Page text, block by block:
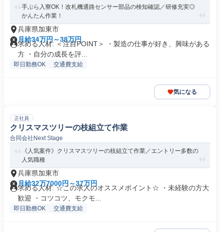
手ぶら入寮OK！改札機通路センサー部品の検知確認／研修充実◎
かんたん作業！
兵庫県加東市
月給34万円～38万円
求める人材: ＜注目POINT＞ ・製造の仕事が好き、興味がある
方 ・自分の成長を評...
即日勤務OK 交通費支給
気になる
正社員
クリスマスツリーの枝組立て作業
合同会社Next Stage
《人気案件》クリスマスツリーの枝組立て作業／エントリー多数の
人気職種
兵庫県加東市
月給32万7000円～37万円
求める人材: ☆この求人のオススメポイント☆ ・未経験の方大
歓迎 ・コツコツ、モクモ...
即日勤務OK 交通費支給